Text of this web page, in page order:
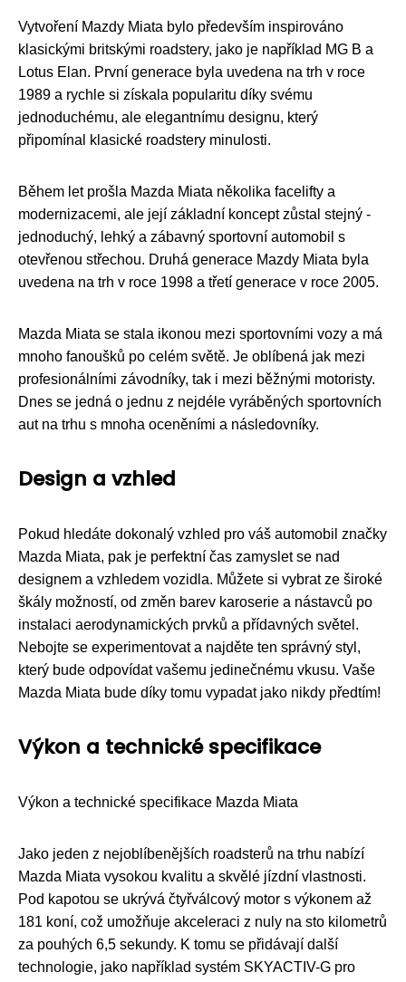
Vytvoření Mazdy Miata bylo především inspirováno
klasickými britskými roadstery, jako je například MG B a
Lotus Elan. První generace byla uvedena na trh v roce
1989 a rychle si získala popularitu díky svému
jednoduchému, ale elegantnímu designu, který
připomínal klasické roadstery minulosti.
Během let prošla Mazda Miata několika facelifty a
modernizacemi, ale její základní koncept zůstal stejný -
jednoduchý, lehký a zábavný sportovní automobil s
otevřenou střechou. Druhá generace Mazdy Miata byla
uvedena na trh v roce 1998 a třetí generace v roce 2005.
Mazda Miata se stala ikonou mezi sportovními vozy a má
mnoho fanoušků po celém světě. Je oblíbená jak mezi
profesionálními závodníky, tak i mezi běžnými motoristy.
Dnes se jedná o jednu z nejdéle vyráběných sportovních
aut na trhu s mnoha oceněními a následovníky.
Design a vzhled
Pokud hledáte dokonalý vzhled pro váš automobil značky
Mazda Miata, pak je perfektní čas zamyslet se nad
designem a vzhledem vozidla. Můžete si vybrat ze široké
škály možností, od změn barev karoserie a nástavců po
instalaci aerodynamických prvků a přídavných světel.
Nebojte se experimentovat a najděte ten správný styl,
který bude odpovídat vašemu jedinečnému vkusu. Vaše
Mazda Miata bude díky tomu vypadat jako nikdy předtím!
Výkon a technické specifikace
Výkon a technické specifikace Mazda Miata
Jako jeden z nejoblíbenějších roadsterů na trhu nabízí
Mazda Miata vysokou kvalitu a skvělé jízdní vlastnosti.
Pod kapotou se ukrývá čtyřválcový motor s výkonem až
181 koní, což umožňuje akceleraci z nuly na sto kilometrů
za pouhých 6,5 sekundy. K tomu se přidávají další
technologie, jako například systém SKYACTIV-G pro